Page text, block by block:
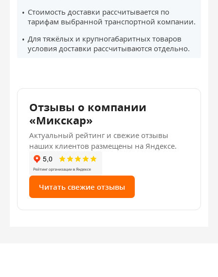
Стоимость доставки рассчитывается по
тарифам выбранной транспортной компании.
Для тяжёлых и крупногабаритных товаров
условия доставки рассчитываются отдельно.
Отзывы о компании
«Микскар»
Актуальный рейтинг и свежие отзывы
наших клиентов размещены на Яндексе.
Читать свежие отзывы